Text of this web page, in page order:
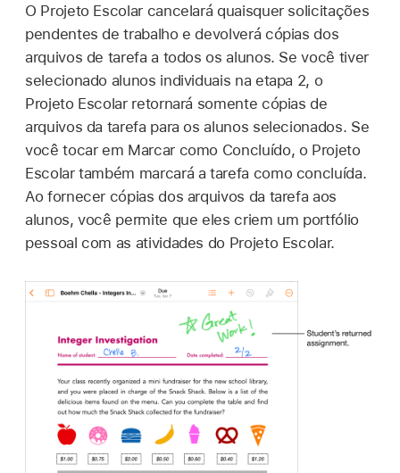
O Projeto Escolar cancelará quaisquer solicitações
pendentes de trabalho e devolverá cópias dos
arquivos de tarefa a todos os alunos. Se você tiver
selecionado alunos individuais na etapa 2, o
Projeto Escolar retornará somente cópias de
arquivos da tarefa para os alunos selecionados. Se
você tocar em Marcar como Concluído, o Projeto
Escolar também marcará a tarefa como concluída.
Ao fornecer cópias dos arquivos da tarefa aos
alunos, você permite que eles criem um portfólio
pessoal com as atividades do Projeto Escolar.